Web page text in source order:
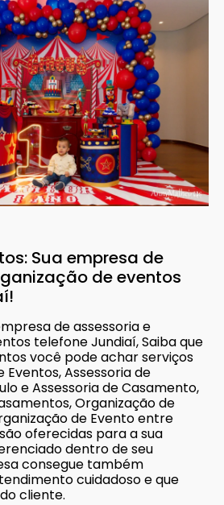
Sua empresa de
de eventos
de assessoria e
telefone Jundiaí, Saiba que
você pode achar serviços
Eventos, Assessoria de
e Assessoria de Casamento,
Organização de
de Evento entre
oferecidas para a sua
dentro de seu
consegue também
cuidadoso e que
cliente.